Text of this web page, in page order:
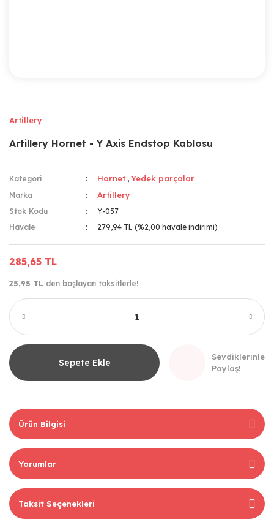
Artillery
Artillery Hornet - Y Axis Endstop Kablosu
Kategori Hornet ,Yedek parçalar
Marka Artillery
Stok Kodu
Y-057
Havale
279,94 TL (%2,00 havale indirimi)
285,65 TL
25,95 TL den başlayan taksitlerle!
Sepete Ekle
Sevdiklerinle
Paylaş!
Ürün Bilgisi
Yorumlar
Taksit Seçenekleri